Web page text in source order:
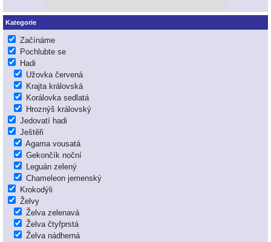
Kategorie
Začínáme
Pochlubte se
Hadi
Užovka červená
Krajta královská
Korálovka sedlatá
Hroznýš královský
Jedovatí hadi
Ještěři
Agama vousatá
Gekončík noční
Leguán zelený
Chameleon jemenský
Krokodýli
Želvy
Želva zelenavá
Želva čtyřprstá
Želva nádherná